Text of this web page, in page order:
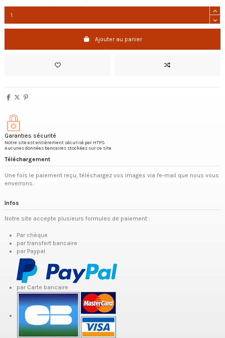
Ajouter au panier
Garanties sécurité
Notre site est entièrement sécurisé par HTPS
Aucunes données bancaires stockées sur ce site
Téléchargement
Une fois le paiement reçu, téléchargez vos images via l'e-mail que nous vous
enverrons.
Infos
Notre site accepte plusieurs formules de paiement :
Par chèque
par transfert bancaire
par Paypal
par Carte bancaire